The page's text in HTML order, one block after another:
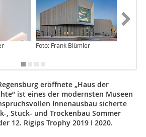
Foto: Frank Blümler
eröffnete „Haus der
ist eines der modernsten Museen
Innenausbau sicherte
, Stuck- und Trockenbau Sommer
12. Rigips Trophy 2019 I 2020.